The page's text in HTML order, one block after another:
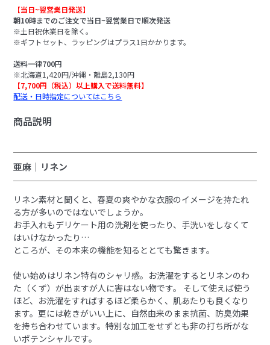
【当日~翌営業日発送】
朝10時までのご注文で当日~翌営業日で順次発送
※土日祝休業日を除く。
※ギフトセット、ラッピングはプラス1日かかります。
送料一律700円
※北海道1,420円/沖縄・離島2,130円
【7,700円（税込）以上購入で送料無料】
配送・日時指定についてはこちら
商品説明
亜麻｜リネン
リネン素材と聞くと、春夏の爽やかな衣服のイメージを持たれ
る方が多いのではないでしょうか。
お手入れもデリケート用の洗剤を使ったり、手洗いをしなくて
はいけなかったり…
ところが、その本来の機能を知るととても驚きます。
使い始めはリネン特有のシャリ感。お洗濯をするとリネンのわ
た（くず）が出ますが人に害はない物です。 そして使えば使う
ほど、お洗濯をすればするほど柔らかく、肌あたりも良くなり
ます。更には乾きがいい上に、自然由来のまま抗菌、防臭効果
を持ち合わせています。特別な加工をせずとも非の打ち所がな
いポテンシャルです。